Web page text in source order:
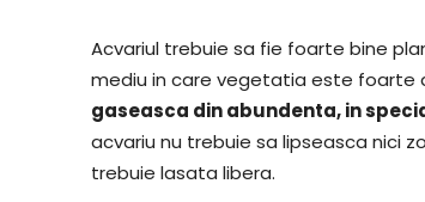
Acvariul trebuie sa fie foarte bine
mediu in care vegetatia este foarte
gaseasca din abundenta, in
acvariu nu trebuie sa lipseasca nici
trebuie lasata libera.